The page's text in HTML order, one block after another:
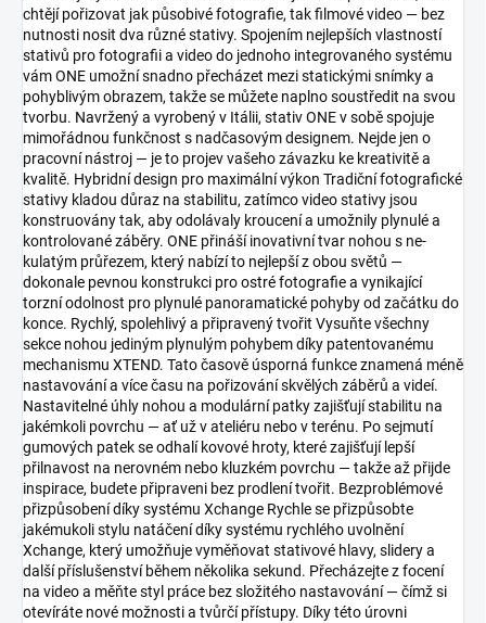
chtějí pořizovat jak působivé fotografie, tak filmové video — bez
nutnosti nosit dva různé stativy. Spojením nejlepších vlastností
stativů pro fotografii a video do jednoho integrovaného systému
vám ONE umožní snadno přecházet mezi statickými snímky a
pohyblivým obrazem, takže se můžete naplno soustředit na svou
tvorbu. Navržený a vyrobený v Itálii, stativ ONE v sobě spojuje
mimořádnou funkčnost s nadčasovým designem. Nejde jen o
pracovní nástroj — je to projev vašeho závazku ke kreativitě a
kvalitě. Hybridní design pro maximální výkon Tradiční fotografické
stativy kladou důraz na stabilitu, zatímco video stativy jsou
konstruovány tak, aby odolávaly kroucení a umožnily plynulé a
kontrolované záběry. ONE přináší inovativní tvar nohou s ne-
kulatým průřezem, který nabízí to nejlepší z obou světů —
dokonale pevnou konstrukci pro ostré fotografie a vynikající
torzní odolnost pro plynulé panoramatické pohyby od začátku do
konce. Rychlý, spolehlivý a připravený tvořit Vysuňte všechny
sekce nohou jediným plynulým pohybem díky patentovanému
mechanismu XTEND. Tato časově úsporná funkce znamená méně
nastavování a více času na pořizování skvělých záběrů a videí.
Nastavitelné úhly nohou a modulární patky zajišťují stabilitu na
jakémkoli povrchu — ať už v ateliéru nebo v terénu. Po sejmutí
gumových patek se odhalí kovové hroty, které zajišťují lepší
přilnavost na nerovném nebo kluzkém povrchu — takže až přijde
inspirace, budete připraveni bez prodlení tvořit. Bezproblémové
přizpůsobení díky systému Xchange Rychle se přizpůsobte
jakémukoli stylu natáčení díky systému rychlého uvolnění
Xchange, který umožňuje vyměňovat stativové hlavy, slidery a
další příslušenství během několika sekund. Přecházejte z focení
na video a měňte styl práce bez složitého nastavování — čímž si
otevíráte nové možnosti a tvůrčí přístupy. Díky této úrovni